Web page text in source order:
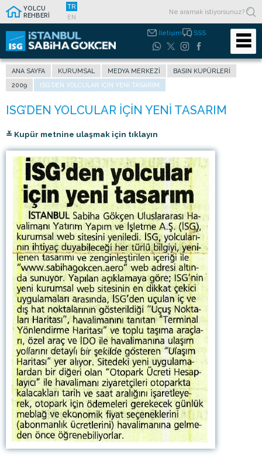
YOLCU
REHBERİ
TR
EN
İletişim SSS
ANA SAYFA KURUMSAL MEDYA MERKEZI
BASIN KUPÜRLERI
2009
ISG’DEN YOLCULAR IÇIN YENI TASARIM
≚ Kupür metnine ulaşmak için tıklayın